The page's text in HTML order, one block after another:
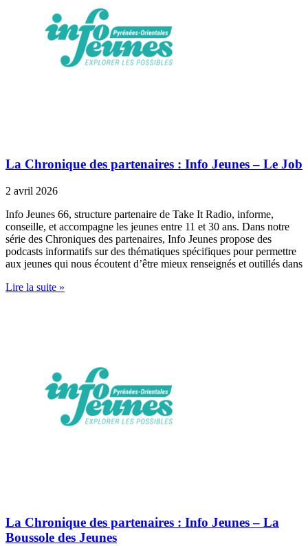
La Chronique des partenaires : Info Jeunes – Le Job
2 avril 2026
Info Jeunes 66, structure partenaire de Take It Radio, informe,
conseille, et accompagne les jeunes entre 11 et 30 ans. Dans notre
série des Chroniques des partenaires, Info Jeunes propose des
podcasts informatifs sur des thématiques spécifiques pour permettre
aux jeunes qui nous écoutent d’être mieux renseignés et outillés dans
Lire la suite »
La Chronique des partenaires : Info Jeunes – La
Boussole des Jeunes